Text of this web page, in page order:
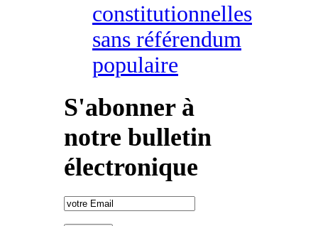
constitutionnelles
sans référendum
populaire
S'abonner à
notre bulletin
électronique